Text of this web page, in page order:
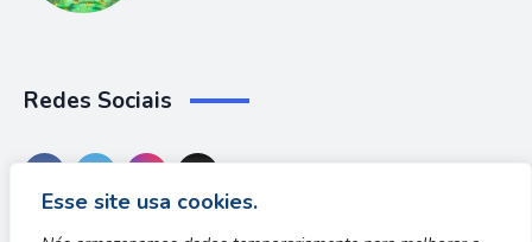
Esse site usa cookies.
Redes Sociais